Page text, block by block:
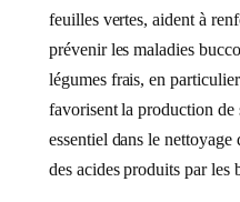
feuilles vertes, aident à
prévenir les maladies
légumes frais, en
favorisent la production
essentiel dans le
des acides produits par les